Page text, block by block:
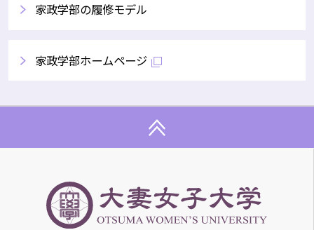
家政学部の履修モデル
家政学部ホームページ